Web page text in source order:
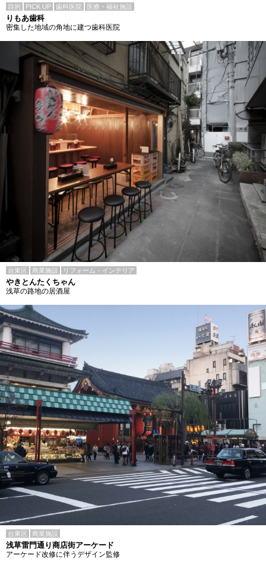
目的 PICK UP 歯科医院 医療・福祉施設
りもあ歯科
密集した地域の角地に建つ歯科医院
台東区 商業施設 リフォーム・インテリア
やきとんたくちゃん
浅草の路地の居酒屋
台東区 商業施設
浅草雷門通り商店街アーケード
アーケード改修に伴うデザイン監修